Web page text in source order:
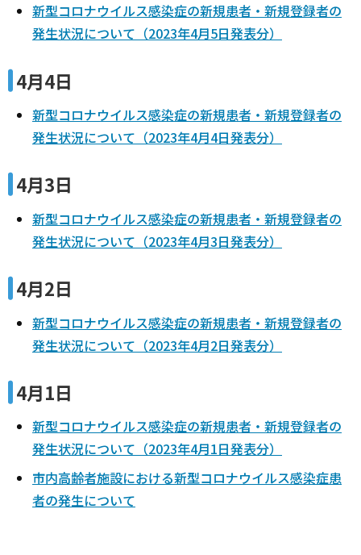
新型コロナウイルス感染症の新規患者・新規登録者の
発生状況について（2023年4月5日発表分）
4月4日
新型コロナウイルス感染症の新規患者・新規登録者の
発生状況について（2023年4月4日発表分）
4月3日
新型コロナウイルス感染症の新規患者・新規登録者の
発生状況について（2023年4月3日発表分）
4月2日
新型コロナウイルス感染症の新規患者・新規登録者の
発生状況について（2023年4月2日発表分）
4月1日
新型コロナウイルス感染症の新規患者・新規登録者の
発生状況について（2023年4月1日発表分）
市内高齢者施設における新型コロナウイルス感染症患
者の発生について